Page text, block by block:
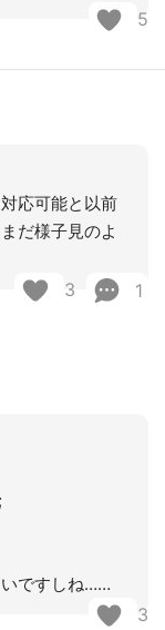
5
応可能と以前
だ様子見のよ
3 1
いですしね……
3